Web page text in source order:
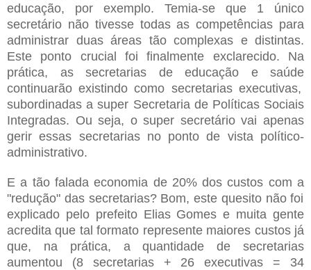
educação, por exemplo. Temia-se que 1 único
secretário não tivesse todas as competências para
administrar duas áreas tão complexas e distintas.
Este ponto crucial foi finalmente exclarecido. Na
prática, as secretarias de educação e saúde
continuarão existindo como secretarias executivas,
subordinadas a super Secretaria de Políticas Sociais
Integradas. Ou seja, o super secretário vai apenas
gerir essas secretarias no ponto de vista político-
administrativo.
E a tão falada economia de 20% dos custos com a
"redução" das secretarias? Bom, este quesito não foi
explicado pelo prefeito Elias Gomes e muita gente
acredita que tal formato represente maiores custosjá
que, na prática, a quantidade de secretarias
aumentou (8 secretarias + 26 executivas = 34